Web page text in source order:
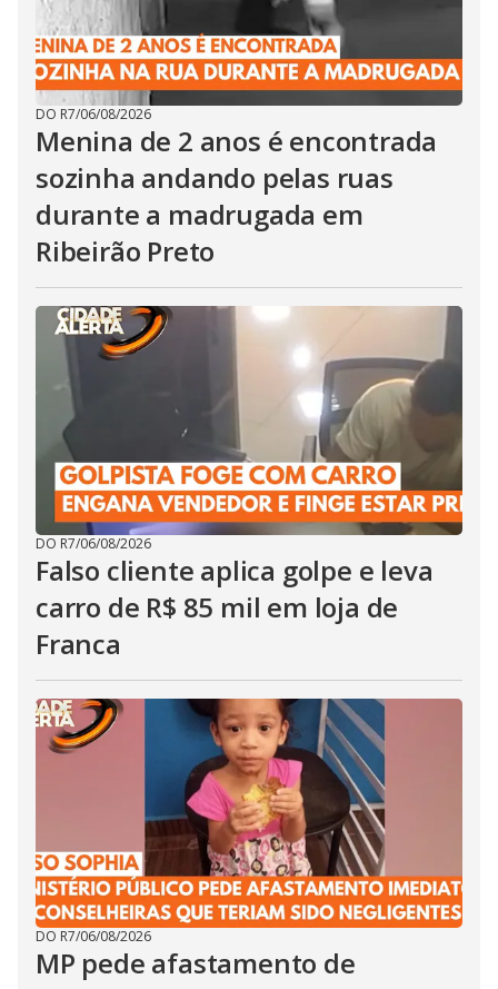
DO R7/06/08/2026
Menina de 2 anos é encontrada
sozinha andando pelas ruas
durante a madrugada em
Ribeirão Preto
DO R7/06/08/2026
Falso cliente aplica golpe e leva
carro de R$ 85 mil em loja de
Franca
DO R7/06/08/2026
MP pede afastamento de